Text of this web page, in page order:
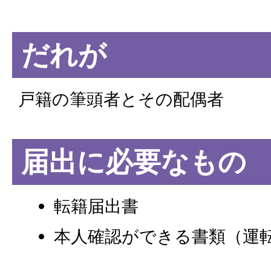
だれが
戸籍の筆頭者とその配偶者
届出に必要なもの
転籍届出書
本人確認ができる書類（運